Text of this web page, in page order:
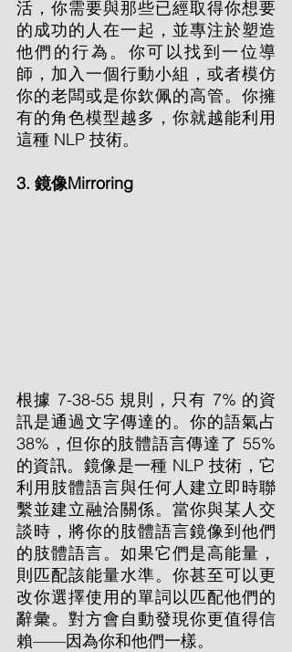
活，你需要與那些已經取得你想要
的成功的人在一起，並專注於塑造
他們的行為。你可以找到一位導
師，加入一個行動小組，或者模仿
你的老闆或是你欽佩的高管。你擁
有的角色模型越多，你就越能利用
這種 NLP 技術。
3. 鏡像Mirroring
根據 7-38-55 規則，只有 7% 的資
訊是通過文字傳達的。你的語氣占
38%，但你的肢體語言傳達了 55%
的資訊。鏡像是一種 NLP 技術，它
利用肢體語言與任何人建立即時聯
繫並建立融洽關係。當你與某人交
談時，將你的肢體語言鏡像到他們
的肢體語言。如果它們是高能量，
則匹配該能量水準。你甚至可以更
改你選擇使用的單詞以匹配他們的
辭彙。對方會自動發現你更值得信
賴——因為你和他們一樣。